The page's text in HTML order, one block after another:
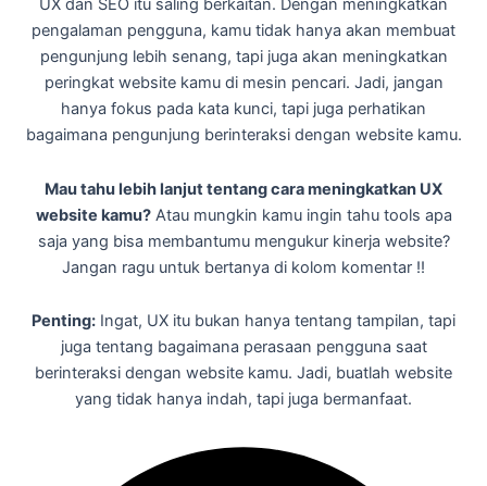
UX dan SEO itu saling berkaitan. Dengan meningkatkan
pengalaman pengguna, kamu tidak hanya akan membuat
pengunjung lebih senang, tapi juga akan meningkatkan
peringkat website kamu di mesin pencari. Jadi, jangan
hanya fokus pada kata kunci, tapi juga perhatikan
bagaimana pengunjung berinteraksi dengan website kamu.
Mau tahu lebih lanjut tentang cara meningkatkan UX
website kamu?Atau mungkin kamu ingin tahu tools apa
saja yang bisa membantumu mengukur kinerja website?
Jangan ragu untuk bertanya di kolom komentar !!
Penting: Ingat, UX itu bukan hanya tentang tampilan, tapi
juga tentang bagaimana perasaan pengguna saat
berinteraksi dengan website kamu. Jadi, buatlah website
yang tidak hanya indah, tapi juga bermanfaat.